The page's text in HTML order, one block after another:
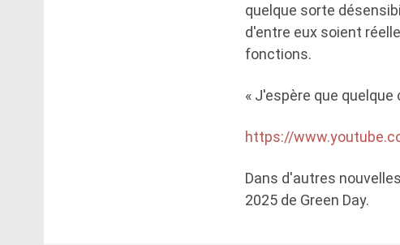
quelque sorte
d'entre eux soient
fonctions.
« J'espère que
https://
Dans d'autres
2025 de Green Day.